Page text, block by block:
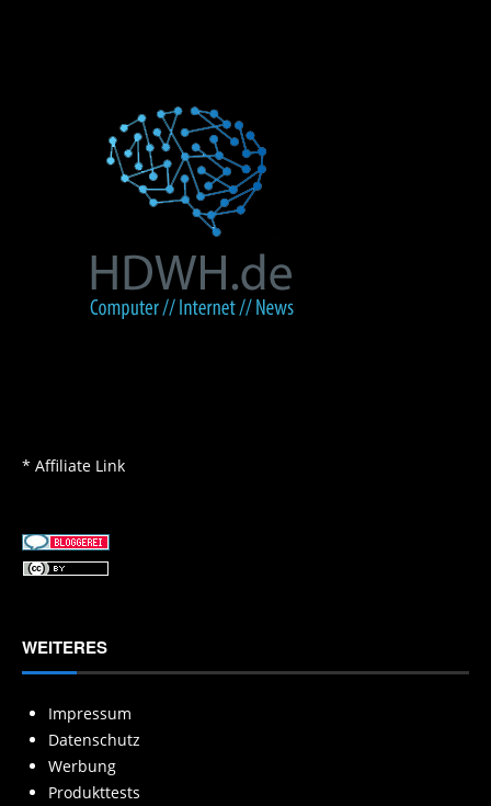
* Affiliate Link
WEITERES
Impressum
Datenschutz
Werbung
Produkttests